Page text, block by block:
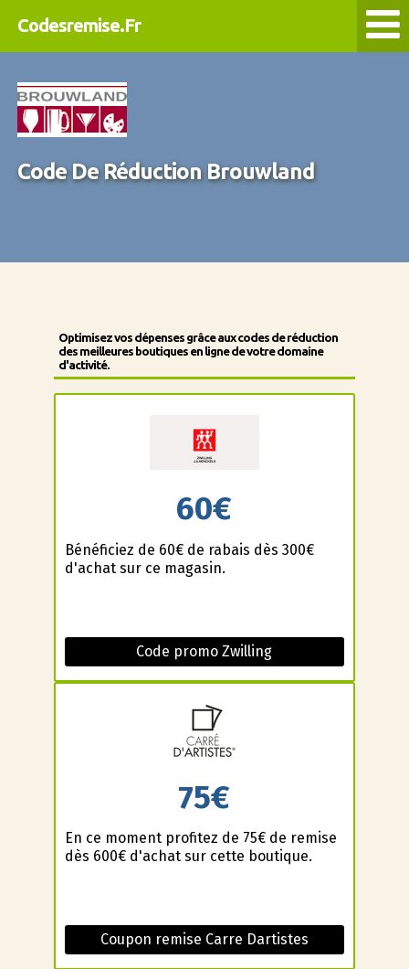
Codesremise.Fr
Code De Réduction Brouwland
Optimisez vos dépenses grâce aux codes de réduction
des meilleures boutiques en ligne de votre domaine
d'activité.
60€
Bénéficiez de 60€ de rabais dès 300€
d'achat sur ce magasin.
Code promo Zwilling
75€
En ce moment profitez de 75€ de remise
dès 600€ d'achat sur cette boutique.
Coupon remise Carre Dartistes